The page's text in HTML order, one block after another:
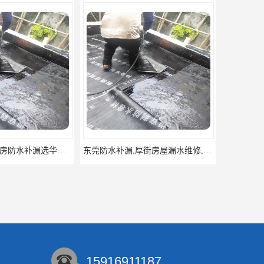
东莞防水补漏,厚街房屋漏水维修,厚街防水补漏,厚街厂房防水补漏 东莞大岭山防水补漏,大岭山厂房防水补漏,大岭山房屋漏水补漏